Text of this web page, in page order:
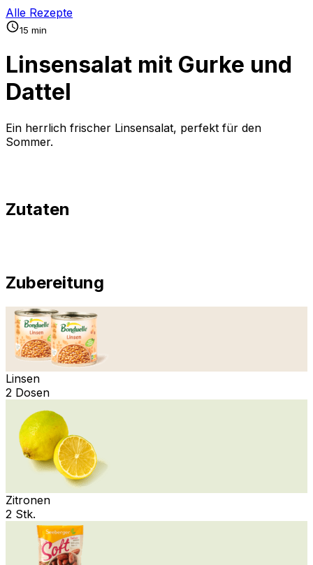
Alle Rezepte
15 min
Linsensalat mit Gurke und
Dattel
Ein herrlich frischer Linsensalat, perfekt für den
Sommer.
Zutaten
Zubereitung
Linsen
2 Dosen
Zitronen
2 Stk.